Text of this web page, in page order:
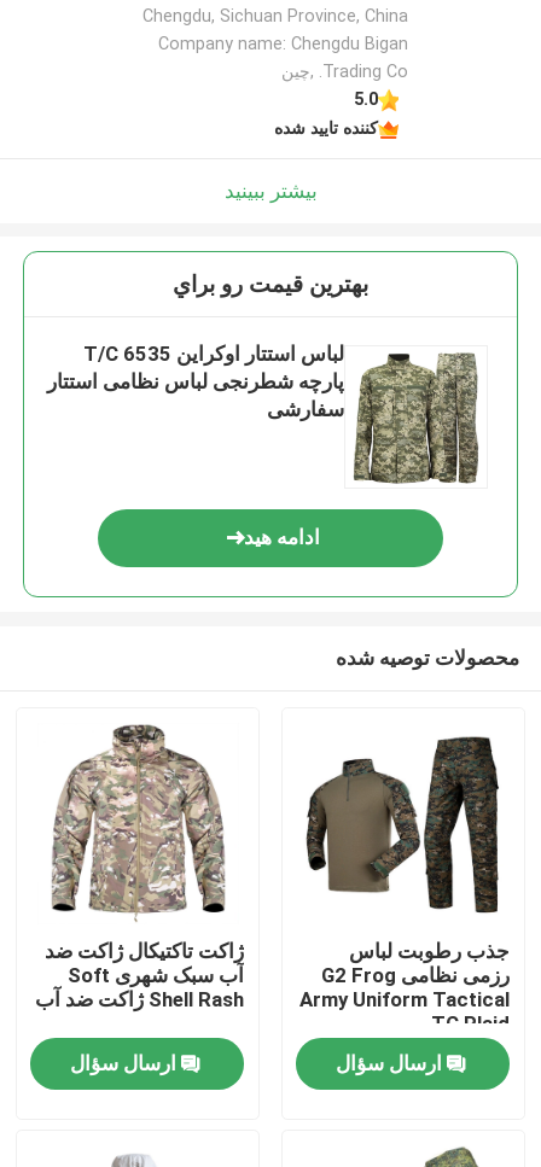
صفحه اصلی
محصولات
درباره ما
Chengdu, Sichuan Province, China
Company name: Chengdu Bigan
Trading Co. ,چین
5.0
کننده تایید شده
بیشتر ببینید
بهترين قيمت رو براي
لباس استتار اوکراین T/C 6535
پارچه شطرنجی لباس نظامی استتار
سفارشی
ادامه هید
محصولات توصیه شده
جذب رطوبت لباس
رزمی نظامی G2 Frog
Army Uniform Tactical
TC Plaid
ارسال سؤال
ژاکت تاکتیکال ژاکت ضد
آب سبک شهری Soft
Shell Rash ژاکت ضد آب
ارسال سؤال